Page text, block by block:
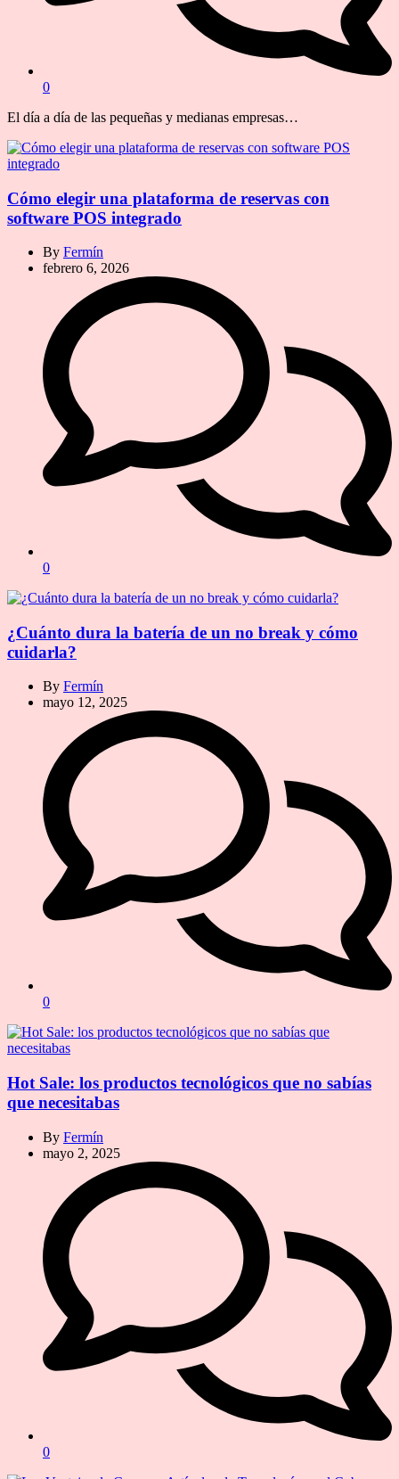
0
El día a día de las pequeñas y medianas empresas…
Cómo elegir una plataforma de reservas con
software POS integrado
By Fermín
febrero 6, 2026
0
¿Cuánto dura la batería de un no break y cómo
cuidarla?
By Fermín
mayo 12, 2025
0
Hot Sale: los productos tecnológicos que no sabías
que necesitabas
By Fermín
mayo 2, 2025
0